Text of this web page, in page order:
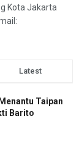
Kota Jakarta
Latest
Taipan
Barito